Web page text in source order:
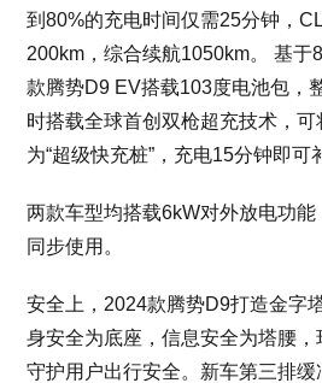
到80%的充电时间仅需25分钟，
200km，综合续航1050km。 基于
款腾势D9 EV搭载103度电池包，
时搭载全球首创双枪超充技术，
为“超级快充桩”，充电15分钟即可
两款车型均搭载6kW对外放电功
同步使用。
安全上，2024款腾势D9打造金字
身安全为底座，信息安全为塔腰
守护用户出行安全。新车第三排缓